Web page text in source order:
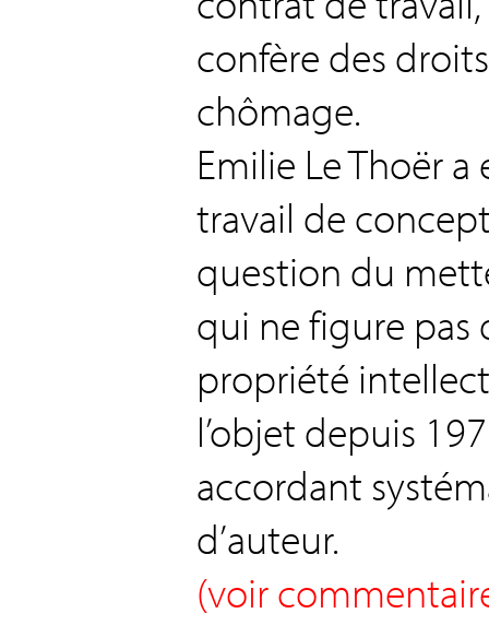
confère des
chômage.
Emilie Le Thoër
travail de
question du
qui ne figure pas
propriété
l’objet depuis
accordant
d’auteur.
(voir